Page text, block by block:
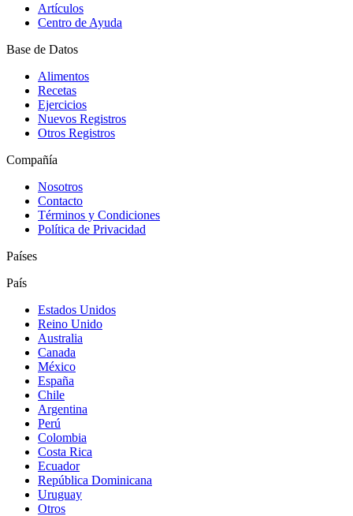
Artículos
Centro de Ayuda
Base de Datos
Alimentos
Recetas
Ejercicios
Nuevos Registros
Otros Registros
Compañía
Nosotros
Contacto
Términos y Condiciones
Política de Privacidad
Países
País
Estados Unidos
Reino Unido
Australia
Canada
México
España
Chile
Argentina
Perú
Colombia
Costa Rica
Ecuador
República Dominicana
Uruguay
Otros